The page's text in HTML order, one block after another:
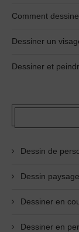
Comment
Dessiner un
Dessiner et
Dessin de
Dessin paysage
Dessiner en
Dessiner en